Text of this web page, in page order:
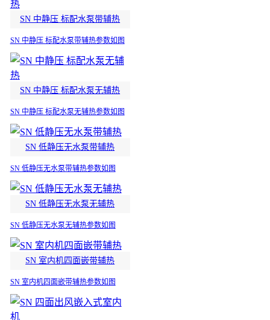
SN 中静压 标配水泵带辅热
SN 中静压 标配水泵带辅热参数如图
SN 中静压 标配水泵无辅热
SN 中静压 标配水泵无辅热参数如图
SN 低静压无水泵带辅热
SN 低静压无水泵带辅热参数如图
SN 低静压无水泵无辅热
SN 低静压无水泵无辅热参数如图
SN 室内机四面嵌带辅热
SN 室内机四面嵌带辅热参数如图